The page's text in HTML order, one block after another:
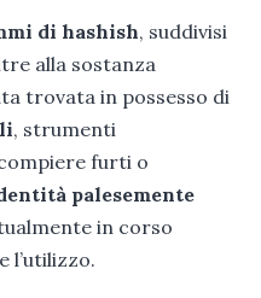
di hashish, suddivisi
alla sostanza
trovata in possesso di
, strumenti
furti o
palesemente
in corso
l’utilizzo.